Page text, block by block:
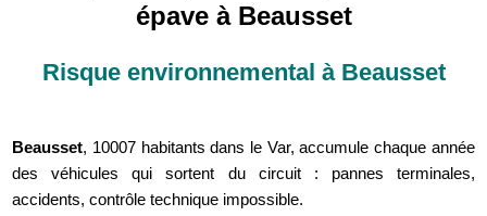
épave à Beausset
Risque environnemental à Beausset
Beausset, 10007 habitants dans le Var, accumule chaque année
des véhicules qui sortent du circuit : pannes terminales,
accidents, contrôle technique impossible.